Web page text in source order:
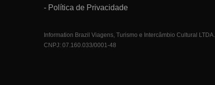
- Política de Privacidade
Information Brazil Viagens, Turismo e Intercâmbio Cultural LTDA.
CNPJ: 07.160.033/0001-48